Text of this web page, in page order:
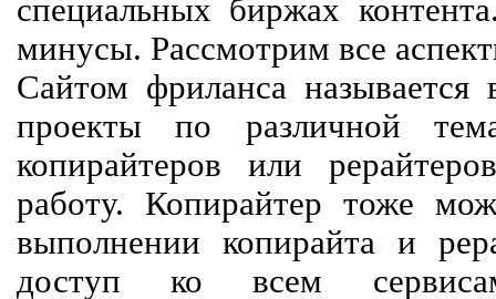
специальных биржах
минусы. Рассмотрим все
Сайтом фриланса называется
проекты по различной
копирайтеров или
работу. Копирайтер тоже
выполнении копирайта и
доступ ко всем